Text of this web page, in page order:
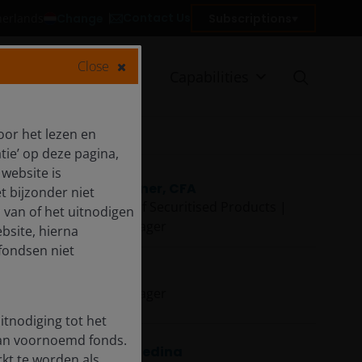
Client reporting
John Kerschner, CFA
Global Head of Securitised Products |
Portfolio Manager
Kareena Moledina
Close
het lezen en
op deze pagina,
is
bijzonder niet
of het uitnodigen
hierna
niet
tot het
voornoemd fonds.